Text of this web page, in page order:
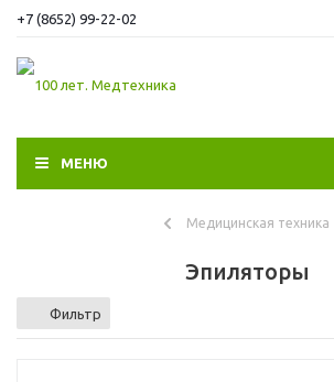
+7 (8652) 99-22-02
МЕНЮ
Медицинская техника
Эпиляторы
Фильтр